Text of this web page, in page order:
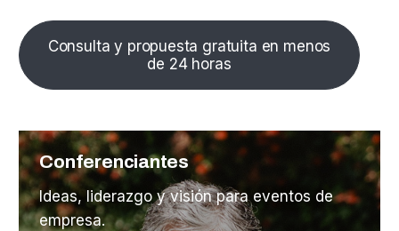
Consulta y propuesta gratuita en menos
de 24 horas
Conferenciantes
Ideas, liderazgo y visión para eventos de
empresa.